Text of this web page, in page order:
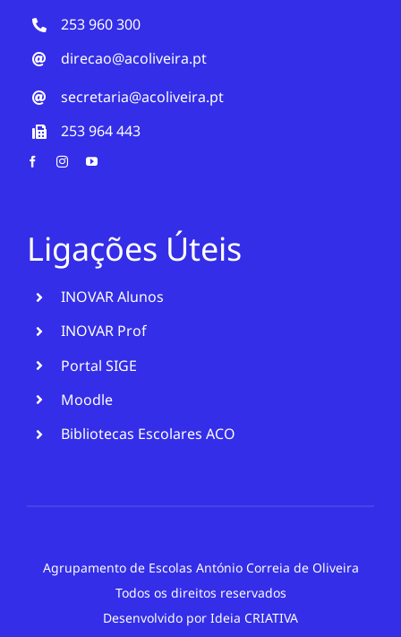
253 960 300
direcao@acoliveira.pt
secretaria@acoliveira.pt
253 964 443
Ligações Úteis
INOVAR Alunos
INOVAR Prof
Portal SIGE
Moodle
Bibliotecas Escolares ACO
Agrupamento de Escolas António Correia de Oliveira
Todos os direitos reservados
Desenvolvido por Ideia CRIATIVA